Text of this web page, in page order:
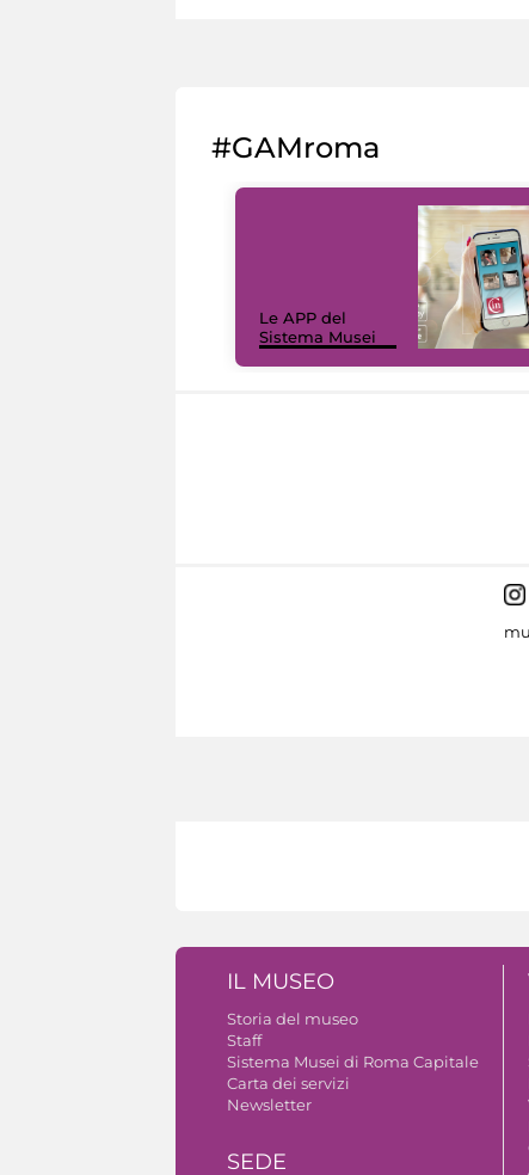
#GAMroma
Le APP del
Sistema Musei
IL MUSEO
Storia del museo
Staff
Sistema Musei di Roma Capitale
Carta dei servizi
Newsletter
SEDE